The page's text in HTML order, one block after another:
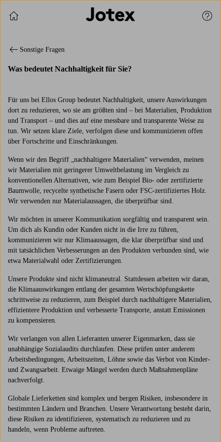
Einkauf fortsetzen
Sonstige Fragen
Was bedeutet Nachhaltigkeit für Sie?
Für uns bei Ellos Group bedeutet Nachhaltigkeit, unsere Auswirkungen
dort zu reduzieren, wo sie am größten sind – bei Materialien, Produktion
und Transport – und dies auf eine messbare und transparente Weise zu
tun. Wir setzen klare Ziele, verfolgen diese und kommunizieren offen
über Fortschritte und Einschränkungen.
Wenn wir den Begriff „nachhaltigere Materialien“ verwenden, meinen
wir Materialien mit geringerer Umweltbelastung im Vergleich zu
konventionellen Alternativen, wie zum Beispiel Bio- oder zertifizierte
Baumwolle, recycelte synthetische Fasern oder FSC-zertifiziertes Holz.
Wir verwenden nur Materialaussagen, die überprüfbar sind.
Wir möchten in unserer Kommunikation sorgfältig und transparent sein.
Um dich als Kundin oder Kunden nicht in die Irre zu führen,
kommunizieren wir nur Klimaaussagen, die klar überprüfbar sind und
mit tatsächlichen Verbesserungen an den Produkten verbunden sind, wie
etwa Materialwahl oder Zertifizierungen.
Unsere Produkte sind nicht klimaneutral. Stattdessen arbeiten wir daran,
die Klimaauswirkungen entlang der gesamten Wertschöpfungskette
schrittweise zu reduzieren, zum Beispiel durch nachhaltigere Materialien,
effizientere Produktion und verbesserte Transporte, anstatt Emissionen
zu kompensieren.
Wir verlangen von allen Lieferanten unserer Eigenmarken, dass sie
unabhängige Sozialaudits durchlaufen. Diese prüfen unter anderem
Arbeitsbedingungen, Arbeitszeiten, Löhne sowie das Verbot von Kinder-
und Zwangsarbeit. Etwaige Mängel werden durch Maßnahmenpläne
nachverfolgt.
Globale Lieferketten sind komplex und bergen Risiken, insbesondere in
bestimmten Ländern und Branchen. Unsere Verantwortung besteht darin,
diese Risiken zu identifizieren, systematisch zu reduzieren und zu
handeln, wenn Probleme auftreten.